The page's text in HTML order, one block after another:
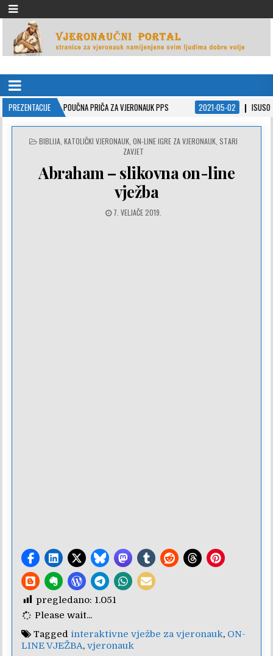
VJERONAUČNI PORTAL
PREZENTACIJE
– POUČNA PRIČA ZA VJERONAUK PPS 2021-05-02 ISUSOVE
POSTED
BIBLIJA KATOLIČKI VJERONAUK ON-LINE IGRE ZA VJERONAUK STARI
ZAVJET
Abraham – slikovna on-line
vježba
7. VELJAČE 2019.
pregledano: 1.051
Please wait...
Tagged interaktivne vježbe za vjeronauk, ON-
LINE VJEŽBA,vjeronauk